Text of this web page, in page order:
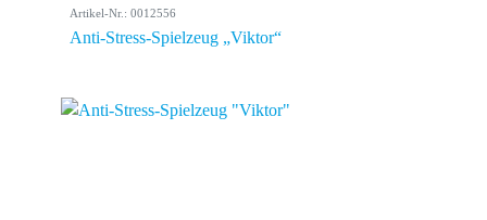
Artikel-Nr.: 0012556
Anti-Stress-Spielzeug „Viktor“